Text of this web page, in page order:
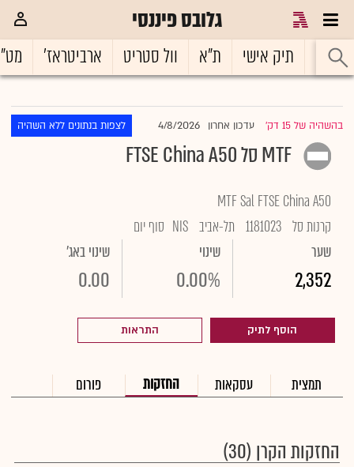
גלובס פיננסי
ראשי תיק אישי ת"א וול סטריט ארביטראז'
בהשהיה של 15 דק' |עדכון אחרון 4/8/2026 לצפות בנתונים ללא השהיה
MTF סל FTSE China A50
MTF Sal FTSE China A50
קרנות סל 1181023 תל-אביב NIS סוף יום
שער
2,352
שינוי
0.00%
שינוי באג'
0.00
הוסף לתיק התראות
תמצית עסקאות החזקות פורום
החזקות הקרן (30)